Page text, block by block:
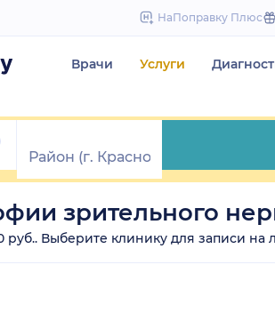
НаПоправку Плюс
Врачи Услуги
зрительного
руб.. Выберите клинику для записи